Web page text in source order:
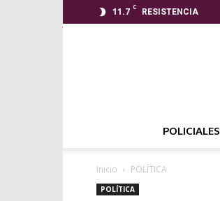
11.7 C
RESISTENCIA
POLICIALES
Inicio POLÍTICA
POLÍTICA